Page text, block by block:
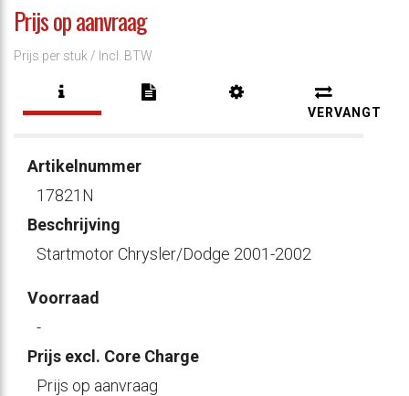
Prijs op aanvraag
Prijs per stuk / Incl. BTW
VERVANGT
Artikelnummer
17821N
Beschrijving
Startmotor Chrysler/Dodge 2001-2002
Voorraad
-
Prijs excl. Core Charge
Prijs op aanvraag